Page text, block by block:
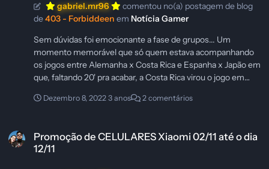
gabriel.mr96
comentou no(a) postagem de blog
de403 - Forbiddeen em Notícia Gamer
Sem dúvidas foi emocionante a fase de grupos... Um
momento memorável que só quem estava acompanhando
os jogos entre Alemanha x Costa Rica e Espanha x Japão em
que, faltando 20' pra acabar, a Costa Rica virou o jogo em
segurando a vitória em cima da Espanha por 2x1 também. Eu
pouco". E durou... 3 minutos depois a Alemanha empatou e
logo virou e ampliou, acabando com 50% da alegria de ver a
Dezembro 8, 2022 3 anos 2 comentários
Promoção de CELULARES Xiaomi 02/11 até o dia
12/11